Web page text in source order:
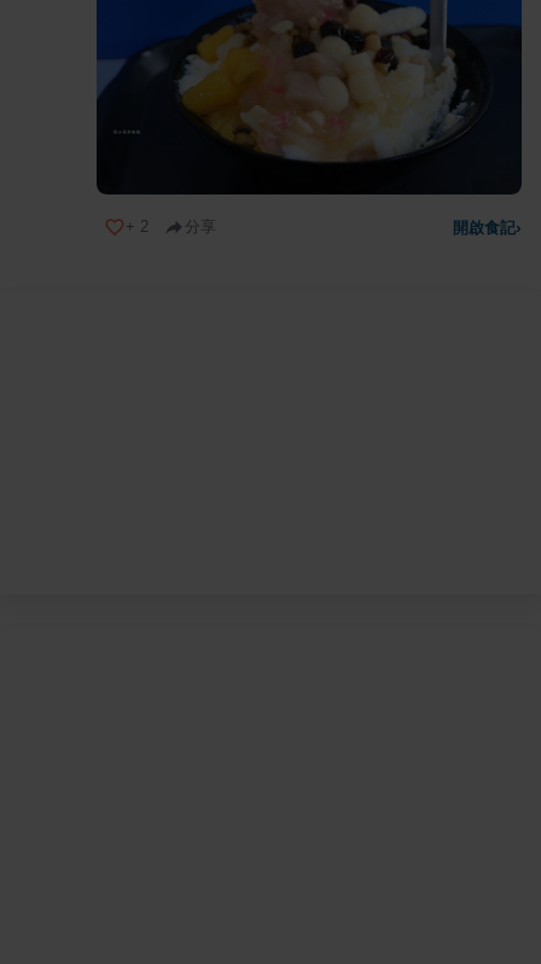
+ 2 分享 開啟食記›